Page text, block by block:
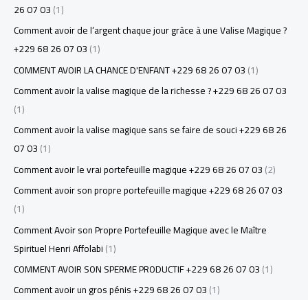
26 07 03(1)
Comment avoir de l’argent chaque jour grâce à une Valise Magique ?
+229 68 26 07 03(1)
COMMENT AVOIR LA CHANCE D'ENFANT +229 68 26 07 03(1)
Comment avoir la valise magique de la richesse ? +229 68 26 07 03
(1)
Comment avoir la valise magique sans se faire de souci +229 68 26
07 03(1)
Comment avoir le vrai portefeuille magique +229 68 26 07 03(2)
Comment avoir son propre portefeuille magique +229 68 26 07 03
(1)
Comment Avoir son Propre Portefeuille Magique avec le Maître
Spirituel Henri Affolabi(1)
COMMENT AVOIR SON SPERME PRODUCTIF +229 68 26 07 03(1)
Comment avoir un gros pénis +229 68 26 07 03(1)